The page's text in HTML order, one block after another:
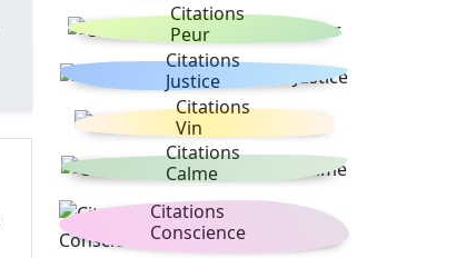
Citations
Peur
Citations
Justice
Citations
Vin
Citations
Calme
Citations
Conscience